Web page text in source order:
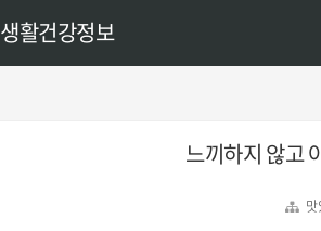
생활건강정보
느끼하지 않고